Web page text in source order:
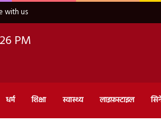
with us
PM
धर्म शिक्षा स्वास्थ्य लाइफ़स्टाइल